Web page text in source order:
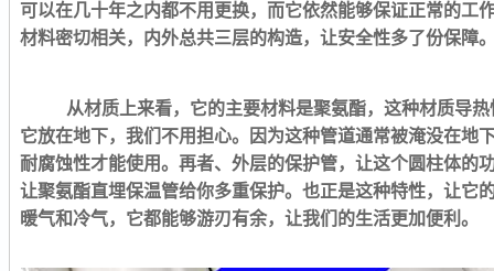
可以在几十年之内都不用更换，而它依然能够保证正常的工
材料密切相关，内外总共三层的构造，让安全性多了份保障
从材质上来看，它的主要材料是聚氨酯，这种材质导
它放在地下，我们不用担心。因为这种管道通常被淹没在地
耐腐蚀性才能使用。再者、外层的保护管，让这个圆柱体的
让聚氨酯直埋保温管给你多重保护。也正是这种特性，让它
暖气和冷气，它都能够游刃有余，让我们的生活更加便利。